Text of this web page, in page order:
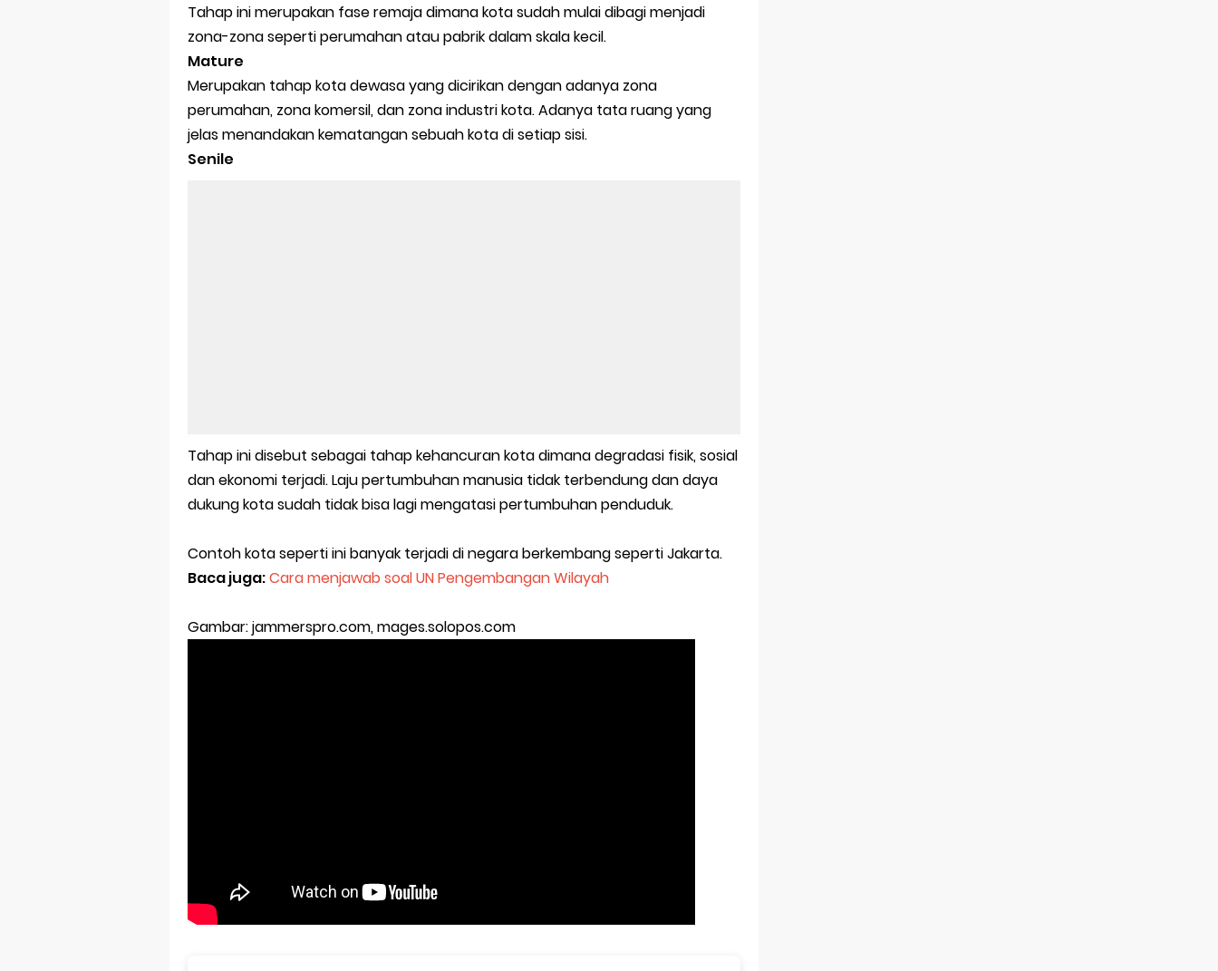
Tahap ini merupakan fase remaja dimana kota sudah mulai dibagi menjadi
zona-zona seperti perumahan atau pabrik dalam skala kecil.
Mature
Merupakan tahap kota dewasa yang dicirikan dengan adanya zona
perumahan, zona komersil, dan zona industri kota. Adanya tata ruang yang
jelas menandakan kematangan sebuah kota di setiap sisi.
Senile
Tahap ini disebut sebagai tahap kehancuran kota dimana degradasi fisik, sosial
dan ekonomi terjadi. Laju pertumbuhan manusia tidak terbendung dan daya
dukung kota sudah tidak bisa lagi mengatasi pertumbuhan penduduk.
Contoh kota seperti ini banyak terjadi di negara berkembang seperti Jakarta.
Baca juga:Cara menjawab soal UN Pengembangan Wilayah
Gambar: jammerspro.com, mages.solopos.com